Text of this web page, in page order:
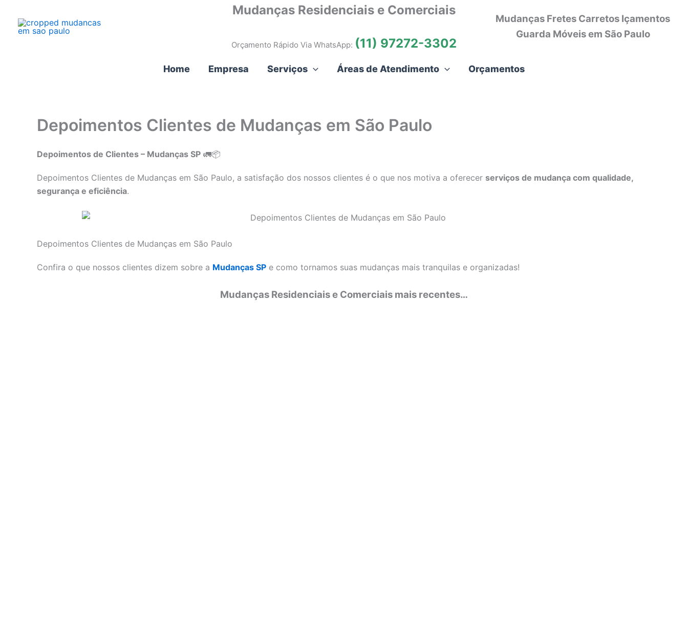
Mudanças Residenciais e Comerciais
Orçamento Rápido Via WhatsApp: (11) 97272-3302
Mudanças Fretes Carretos Içamentos
Guarda Móveis em São Paulo
Home Empresa Serviços Áreas de Atendimento Orçamentos
Depoimentos Clientes de Mudanças em São Paulo
Depoimentos de Clientes – Mudanças SP 🚛📦
Depoimentos Clientes de Mudanças em São Paulo, a satisfação dos nossos clientes é o que nos motiva a oferecer serviços de mudança com qualidade,
segurança e eficiência.
Depoimentos Clientes de Mudanças em São Paulo
Confira o que nossos clientes dizem sobre a Mudanças SP e como tornamos suas mudanças mais tranquilas e organizadas!
Mudanças Residenciais e Comerciais mais recentes…